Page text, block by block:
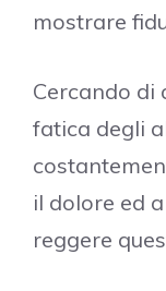
mostrare
Cercando di
fatica degli
il dolore ed
reggere